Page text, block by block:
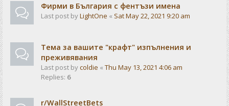
Фирми в България с фентъзи имена
Last post byLightOne « Sat May 22, 2021 9:20 am
Тема за вашите "крафт" изпълнения и
преживявания
Last post bycoldie « Thu May 13, 2021 4:06 am
Replies: 6
r/WallStreetBets